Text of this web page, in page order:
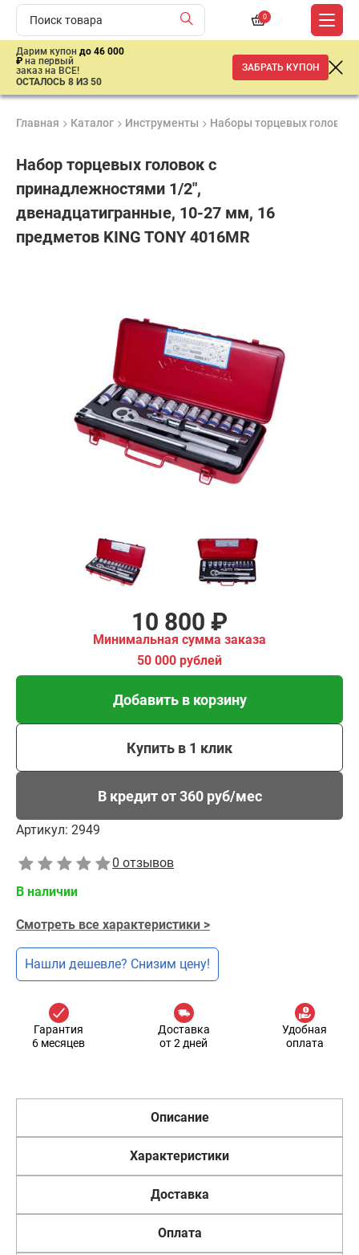
0
Дарим купон до 46 000
₽ на первый
заказ на ВСЕ!
ОСТАЛОСЬ 8 ИЗ 50
ЗАБРАТЬ КУПОН
Главная Каталог Инструменты Наборы торцевых головок
Набор торцевых головок с
принадлежностями 1/2",
двенадцатигранные, 10-27 мм, 16
предметов KING TONY 4016MR
10 800 ₽
Минимальная сумма заказа
50 000 рублей
Добавить в корзину
Купить в 1 клик
В кредит от 360 руб/мес
Артикул: 2949
0 отзывов
В наличии
Смотреть все характеристики >
Нашли дешевле? Снизим цену!
Гарантия
6 месяцев
Доставка
от 2 дней
Удобная
оплата
Описание
Характеристики
Доставка
Оплата
Купить в 1 клик
В кредит от 360 руб/